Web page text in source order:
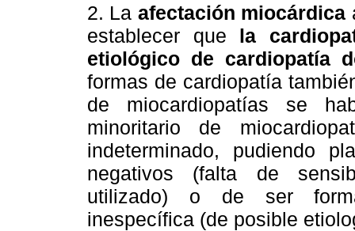
2. La afectación miocárdica
establecer que la
etiológico de cardiopatía
formas de cardiopatía
de miocardiopatías se
minoritario de
indeterminado, pudiendo
negativos (falta de
utilizado) o de ser
inespecífica (de posible